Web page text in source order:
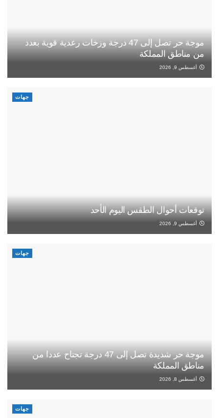
موجة حر تصل إلى 47 درجة وزخات رعدية قوية بعدد
من مناطق المملكة
أغسطس 9, 2026
جهات
توقعات أحوال الطقس اليوم الأحد
أغسطس 9, 2026
جهات
موجة حر شديدة تصل إلى 47 درجة تجتاح عددا من
مناطق المملكة
أغسطس 8, 2026
جهات